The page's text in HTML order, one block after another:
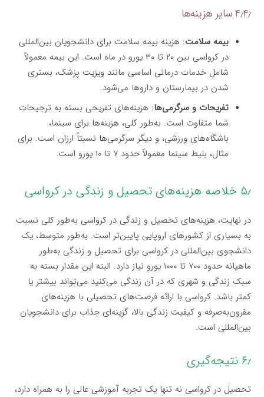
۴٫۴٫ سایر هزینه‌ها
بیمه سلامت: هزینه بیمه سلامت برای دانشجویان بین‌المللی
در کرواسی بین ۲۰ تا ۳۰ یورو در ماه است. این بیمه معمولاً
شامل خدمات درمانی اساسی مانند ویزیت پزشک، بستری
شدن در بیمارستان و داروها می‌شود.
تفریحات و سرگرمی‌ها: هزینه‌های تفریحی بسته به ترجیحات
شما متفاوت است. به‌طور کلی، هزینه‌ها برای سینما،
باشگاه‌های ورزشی، و دیگر سرگرمی‌ها نسبتاً ارزان است. برای
مثال، بلیط سینما معمولاً حدود ۷ تا ۱۰ یورو است.
۵٫ خلاصه هزینه‌های تحصیل و زندگی در کرواسی
در نهایت، هزینه‌های تحصیل و زندگی در کرواسی به‌طور کلی نسبت
به بسیاری از کشورهای اروپایی پایین‌تر است. به‌طور متوسط، یک
دانشجوی بین‌المللی در کرواسی برای تحصیل و زندگی به‌طور
ماهیانه حدود ۷۰۰ تا ۱۰۰۰ یورو نیاز دارد. البته این مقدار بسته به
سبک زندگی و شهری که در آن زندگی می‌کنید می‌تواند بیشتر یا
کمتر باشد. کرواسی با ارائه فرصت‌های تحصیلی با هزینه‌های
مقرون‌به‌صرفه و کیفیت زندگی بالا، گزینه‌ای جذاب برای دانشجویان
بین‌المللی است.
۶٫ نتیجه‌گیری
تحصیل در کرواسی نه تنها یک تجربه آموزشی عالی را به همراه دارد،